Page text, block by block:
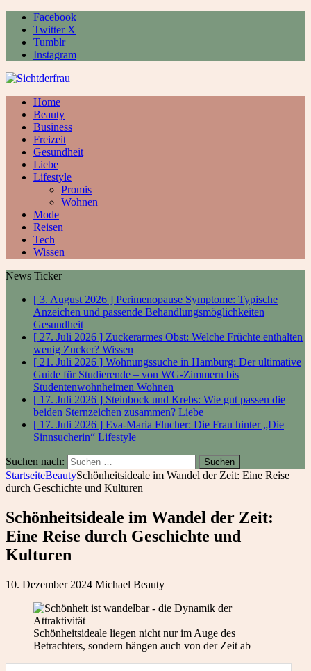
Facebook
Twitter X
Tumblr
Instagram
Home
Beauty
Business
Freizeit
Gesundheit
Liebe
Lifestyle
Promis
Wohnen
Mode
Reisen
Tech
Wissen
News Ticker
[ 3. August 2026 ] Perimenopause Symptome: Typische
Anzeichen und passende Behandlungsmöglichkeiten
Gesundheit
[ 27. Juli 2026 ] Zuckerarmes Obst: Welche Früchte enthalten
wenig Zucker? Wissen
[ 21. Juli 2026 ] Wohnungssuche in Hamburg: Der ultimative
Guide für Studierende – von WG-Zimmern bis
Studentenwohnheimen Wohnen
[ 17. Juli 2026 ] Steinbock und Krebs: Wie gut passen die
beiden Sternzeichen zusammen? Liebe
[ 17. Juli 2026 ] Eva-Maria Flucher: Die Frau hinter „Die
Sinnsucherin“ Lifestyle
Suchen nach:
StartseiteBeautySchönheitsideale im Wandel der Zeit: Eine Reise
durch Geschichte und Kulturen
Schönheitsideale im Wandel der Zeit:
Eine Reise durch Geschichte und
Kulturen
10. Dezember 2024 Michael Beauty
Schönheitsideale liegen nicht nur im Auge des
Betrachters, sondern hängen auch von der Zeit ab